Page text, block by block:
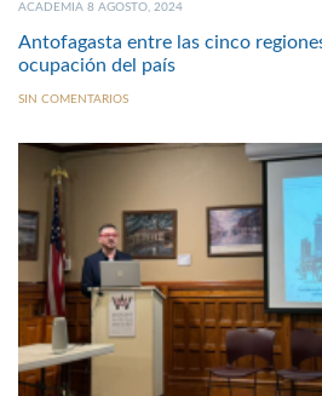
ACADEMIA 8 AGOSTO, 2024
Antofagasta entre las cinco
ocupación del país
SIN COMENTARIOS